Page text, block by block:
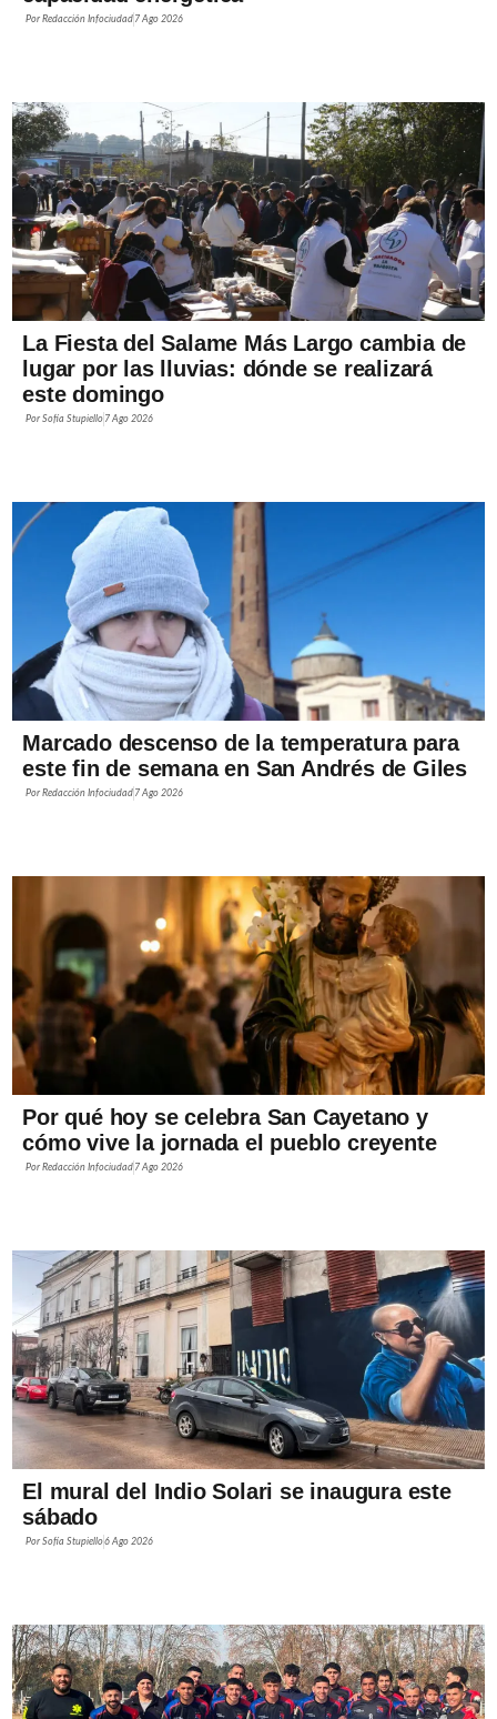
PorRedacción Infociudad 7 Ago 2026
La Fiesta del Salame Más Largo cambia de
lugar por las lluvias: dónde se realizará
este domingo
PorSofía Stupiello 7 Ago 2026
Marcado descenso de la temperatura para
este fin de semana en San Andrés de Giles
PorRedacción Infociudad 7 Ago 2026
Por qué hoy se celebra San Cayetano y
cómo vive la jornada el pueblo creyente
PorRedacción Infociudad 7 Ago 2026
El mural del Indio Solari se inaugura este
sábado
PorSofía Stupiello6 Ago 2026